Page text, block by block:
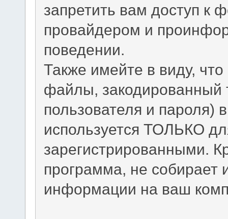
запретить вам доступ к
провайдером и
поведении.
Также имейте в виду,
файлы,
пользователя и пароля)
используется ТОЛЬКО
зарегистрированными.
программа, не собирает
информации на ваш